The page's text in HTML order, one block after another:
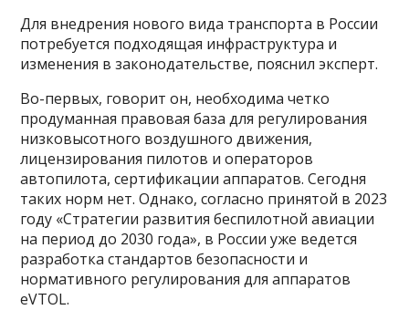
Для внедрения нового вида транспорта в России
потребуется подходящая инфраструктура и
изменения в законодательстве, пояснил эксперт.
Во-первых, говорит он, необходима четко
продуманная правовая база для регулирования
низковысотного воздушного движения,
лицензирования пилотов и операторов
автопилота, сертификации аппаратов. Сегодня
таких норм нет. Однако, согласно принятой в 2023
году «Стратегии развития беспилотной авиации
на период до 2030 года», в России уже ведется
разработка стандартов безопасности и
нормативного регулирования для аппаратов
eVTOL.